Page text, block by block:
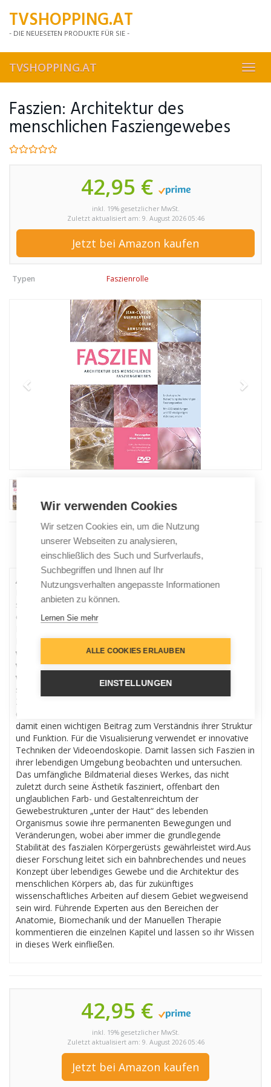
mainTVSHOPPING.AT
- DIE NEUESETEN PRODUKTE FÜR SIE -
TVSHOPPING.AT
Faszien: Architektur des
menschlichen Fasziengewebes
42,95 €
inkl. 19% gesetzlicher MwSt.
Zuletzt aktualisiert am: 9. August 2026 05:46
Jetzt bei Amazon kaufen
Typen Faszienrolle
Menu
Architektur des menschlichen Fasziengewebes, m.
DVDBroschiertes BuchFaszien sind eines der aktuell
spannendsten Themen, eine Vielzahl an Publikationen
erobern den Markt. Aber auch Techniken wie Faszientraining,
Bewusstsein, gefolgt von allen möglichen Hilfsmitteln,
wovon das bekannteste die Faszienrolle sein dürfte. Aber
woraus genau bestehen Faszien? Was ist ihre Funktion und
wie sehen Faszien überhaupt aus?Genau an dieser Frage
setzt dieses Buch an. Jean-Claude Guimberteau, in
Zusammenarbeit mit seinem Koautor Colin Armstrong, führt
den Leser bildlich tief in die Welt der Faszien ein und liefert
damit einen wichtigen Beitrag zum Verständnis ihrer Struktur
und Funktion. Für die Visualisierung verwendet er innovative
Techniken der Videoendoskopie. Damit lassen sich Faszien in
ihrer lebendigen Umgebung beobachten und untersuchen.
Das umfängliche Bildmaterial dieses Werkes, das nicht
zuletzt durch seine Ästhetik fasziniert, offenbart den
unglaublichen Farb- und Gestaltenreichtum der
Gewebestrukturen „unter der Haut“ des lebenden
Organismus sowie ihre permanenten Bewegungen und
Veränderungen, wobei aber immer die grundlegende
Stabilität des faszialen Körpergerüsts gewährleistet wird.Aus
dieser Forschung leitet sich ein bahnbrechendes und neues
Konzept über lebendiges Gewebe und die Architektur des
menschlichen Körpers ab, das für zukünftiges
wissenschaftliches Arbeiten auf diesem Gebiet wegweisend
sein wird. Führende Experten aus den Bereichen der
Anatomie, Biomechanik und der Manuellen Therapie
kommentieren die einzelnen Kapitel und lassen so ihr Wissen
in dieses Werk einfließen.
42,95 €
inkl. 19% gesetzlicher MwSt.
Zuletzt aktualisiert am: 9. August 2026 05:46
Jetzt bei Amazon kaufen
Wir verwenden Cookies
Wir setzen Cookies ein, um die Nutzung
unserer Webseiten zu analysieren,
einschließlich des Such und Surfverlaufs,
Suchbegriffen und Ihnen auf Ihr
Nutzungsverhalten angepasste Informationen
anbieten zu können.
Lernen Sie mehr
ALLE COOKIES ERLAUBEN
EINSTELLUNGEN